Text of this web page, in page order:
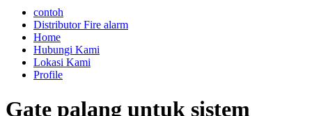
contoh
Distributor Fire alarm
Home
Hubungi Kami
Lokasi Kami
Profile
Gate palang untuk sistem